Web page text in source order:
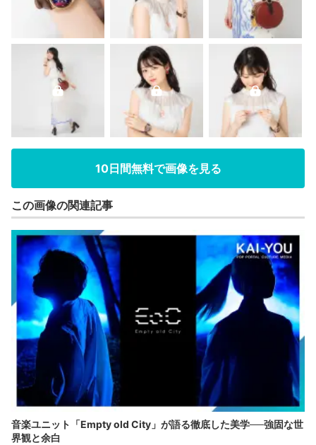
10日間無料で画像を見る
この画像の関連記事
音楽ユニット「Empty old City」が語る徹底した美学──強固な世
界観と余白